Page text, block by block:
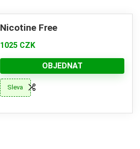
Nicotine Free
1025 CZK
OBJEDNAT
Sleva